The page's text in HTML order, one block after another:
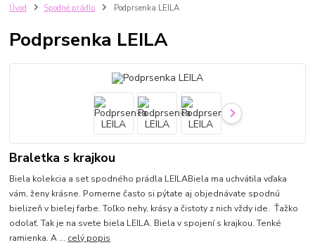
Úvod Spodné prádlo Podprsenka LEILA
Podprsenka LEILA
Braletka s krajkou
Biela kolekcia a set spodného prádla LEILABiela ma uchvátila vďaka
vám, ženy krásne. Pomerne často si pýtate aj objednávate spodnú
bielizeň v bielej farbe. Toľko nehy, krásy a čistoty z nich vždy ide. Ťažko
odolať. Tak je na svete biela LEILA. Biela v spojení s krajkou. Tenké
ramienka. A ... celý popis